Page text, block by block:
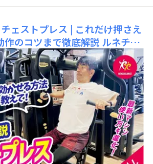
ェストプレス | これだけ押さえ
作のコツまで徹底解説 ルネチュ
ネサンス公式YouTube「ルネ
更新しました(^^)/ 今回は
ェストプレス | これだけ押さえ
作のコツまで徹底解説 という